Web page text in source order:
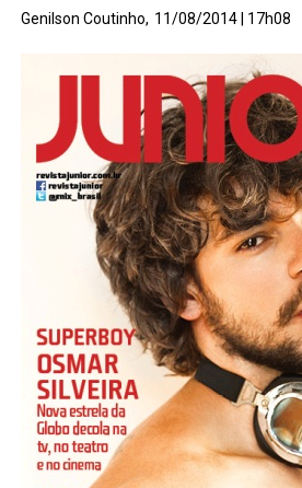
Genilson Coutinho, 11/08/2014 | 17h08